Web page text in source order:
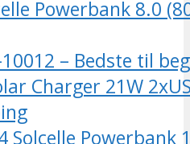
Powerbank 8.0
– Bedste til
Charger 21W
Solcelle Powerbank